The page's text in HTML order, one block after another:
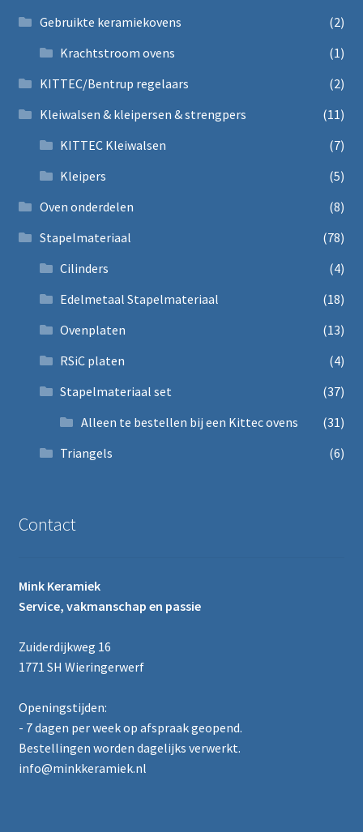
Gebruikte keramiekovens
(2)
Krachtstroom ovens
(1)
KITTEC/Bentrup regelaars
(2)
Kleiwalsen & kleipersen & strengpers
(11)
KITTEC Kleiwalsen
(7)
Kleipers
(5)
Oven onderdelen
(8)
Stapelmateriaal
(78)
Cilinders
(4)
Edelmetaal Stapelmateriaal
(18)
Ovenplaten
(13)
RSiC platen
(4)
Stapelmateriaal set
(37)
Alleen te bestellen bij een Kittec ovens
(31)
Triangels
(6)
Contact
Mink Keramiek
Service, vakmanschap en passie
Zuiderdijkweg 16
1771 SH Wieringerwerf
Openingstijden:
- 7 dagen per week op afspraak geopend.
Bestellingen worden dagelijks verwerkt.
info@minkkeramiek.nl